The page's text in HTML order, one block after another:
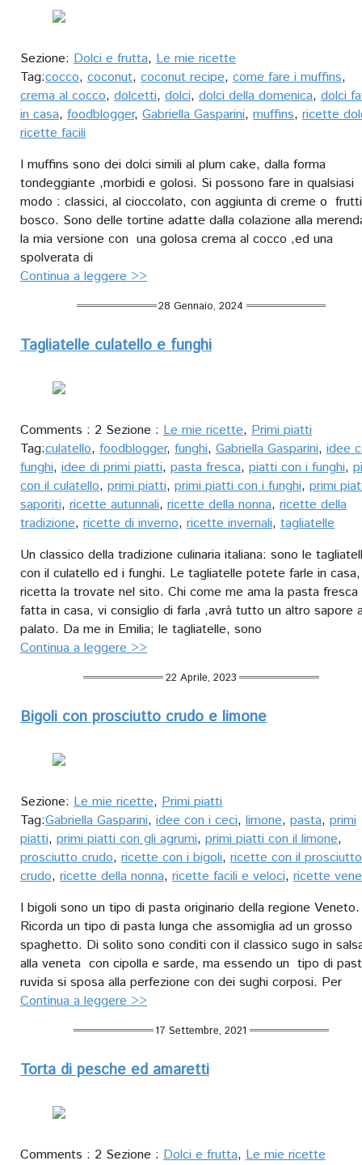
Sezione: Dolci e frutta, Le mie ricette
Tag:cocco, coconut, coconut recipe, come fare i muffins,
crema al cocco, dolcetti, dolci, dolci della domenica, dolci
in casa, foodblogger, Gabriella Gasparini, muffins, ricette
ricette facili
I muffins sono dei dolci simili al plum cake, dalla forma
tondeggiante ,morbidi e golosi. Si possono fare in qualsiasi
modo : classici, al cioccolato, con aggiunta di creme o
bosco. Sono delle tortine adatte dalla colazione alla
la mia versione con una golosa crema al cocco ,ed una
spolverata di
Continua a leggere >>
28 Gennaio, 2024
Tagliatelle culatello e funghi
Comments : 2 Sezione : Le mie ricette, Primi piatti
Tag:culatello, foodblogger, funghi, Gabriella Gasparini, idee
funghi, idee di primi piatti, pasta fresca, piatti con i funghi,
con il culatello, primi piatti, primi piatti con i funghi, primi
saporiti, ricette autunnali, ricette della nonna, ricette della
tradizione, ricette di inverno, ricette invernali, tagliatelle
Un classico della tradizione culinaria italiana: sono le
con il culatello ed i funghi. Le tagliatelle potete farle in
ricetta la trovate nel sito. Chi come me ama la pasta fresca
fatta in casa, vi consiglio di farla ,avrà tutto un altro sapore
palato. Da me in Emilia; le tagliatelle, sono
Continua a leggere >>
22 Aprile, 2023
Bigoli con prosciutto crudo e limone
Sezione: Le mie ricette, Primi piatti
Tag:Gabriella Gasparini, idee con i ceci, limone, pasta, primi
piatti, primi piatti con gli agrumi, primi piatti con il limone,
prosciutto crudo, ricette con i bigoli, ricette con il prosciutto
crudo, ricette della nonna, ricette facili e veloci, ricette
I bigoli sono un tipo di pasta originario della regione Veneto.
Ricorda un tipo di pasta lunga che assomiglia ad un grosso
spaghetto. Di solito sono conditi con il classico sugo in
alla veneta con cipolla e sarde, ma essendo un tipo di
ruvida si sposa alla perfezione con dei sughi corposi. Per
Continua a leggere >>
17 Settembre, 2021
Torta di pesche ed amaretti
Comments : 2 Sezione : Dolci e frutta, Le mie ricette